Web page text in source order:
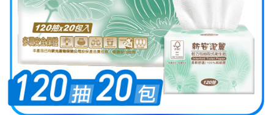
https://aftee.tw/terms/#terms3
３．未成年的使用者請事先徵得法定代理人或監護人之同意方可使用
「AFTEE先享後付」，若未經同意申辦者引起之損失，本公司不負相關責
任。
４．使用「AFTEE先享後付」時，將依據個別帳號之用戶狀況，依本公司即
時審查核予不同之上限額度；若仍有額度不足之情形，本公司將視審查結果
請求用戶進行身份認證。
５．嚴禁一人註冊多個帳號或使用他人資訊註冊。若發現惡意使用之情形，
恩沛科技股份有限公司將有權停止該用戶之使用額度並採取法律行動。